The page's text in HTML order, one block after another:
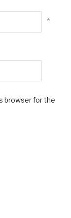
*
browser for the